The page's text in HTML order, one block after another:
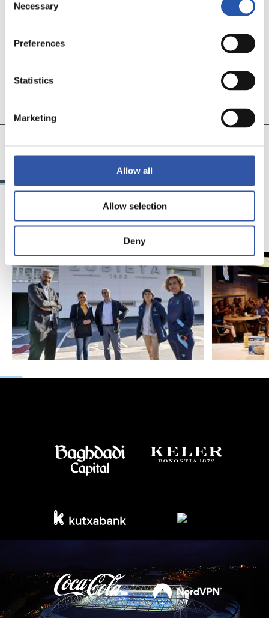
Selection
Necessary
Preferences
Statistics
Marketing
Allow all
Allow selection
Deny
11/11/2022 16/08/2022